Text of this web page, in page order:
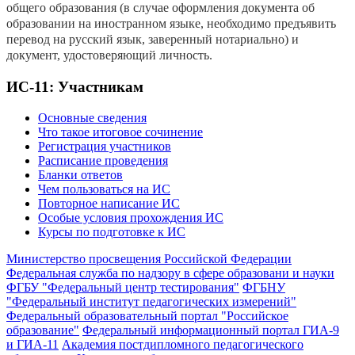
общего образования (в случае оформления документа об
образовании на иностранном языке, необходимо предъявить
перевод на русский язык, заверенный нотариально) и
документ, удостоверяющий личность.
ИС-11: Участникам
Основные сведения
Что такое итоговое сочинение
Регистрация участников
Расписание проведения
Бланки ответов
Чем пользоваться на ИС
Повторное написание ИС
Особые условия прохождения ИС
Курсы по подготовке к ИС
Министерство просвещения Российской Федерации
Федеральная служба по надзору в сфере образовани и науки
ФГБУ "Федеральный центр тестирования" ФГБНУ
"Федеральный институт педагогических измерений"
Федеральный образовательный портал "Российское
образование" Федеральный информационный портал ГИА-9
и ГИА-11 Академия постдипломного педагогического